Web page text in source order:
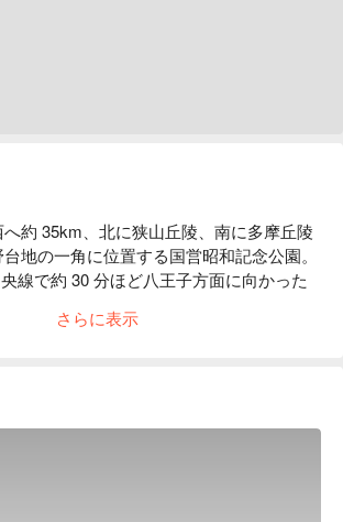
約 35km、北に狭山丘陵、南に多摩丘陵
地の一角に位置する国営昭和記念公園。
線で約 30 分ほど八王子方面に向かった
緑が豊かな広大な敷地、カップルがデート
で四季折々の動植物に出会えます。季節
なる表情に出会えますので、季節ごとの
。都内屈指のお花のスポットで、新宿から
える自然を体験。春は菜の花や桜、秋に
さらに表示